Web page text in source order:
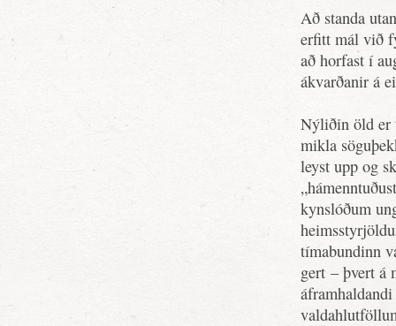
Að standa
erfitt mál við
að horfast í
ákvarðanir á
Nýliðin öld er
mikla
leyst upp og
kynslóðum
tímabundinn
gert – þvert á